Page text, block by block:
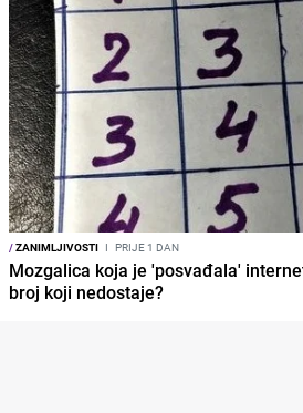
/ZANIMLJIVOSTI I PRIJE 1 DAN
Mozgalica koja je 'posvađala'
broj koji nedostaje?